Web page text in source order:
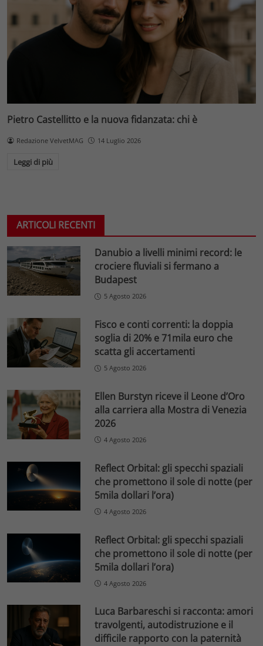
Pietro Castellitto e la nuova fidanzata: chi è
Redazione VelvetMAG 14 Luglio 2026
Leggi di più
ARTICOLI RECENTI
Danubio a livelli minimi record: le
crociere fluviali si fermano a
Budapest
5 Agosto 2026
Fisco e conti correnti: la doppia
soglia di 20% e 71mila euro che
scatta gli accertamenti
5 Agosto 2026
Ellen Burstyn riceve il Leone d’Oro
alla carriera alla Mostra di Venezia
2026
4 Agosto 2026
Reflect Orbital: gli specchi spaziali
che promettono il sole di notte (per
5mila dollari l’ora)
4 Agosto 2026
Reflect Orbital: gli specchi spaziali
che promettono il sole di notte (per
5mila dollari l’ora)
4 Agosto 2026
Luca Barbareschi si racconta: amori
travolgenti, autodistruzione e il
difficile rapporto con la paternità